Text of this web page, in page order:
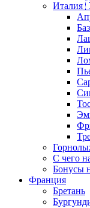
С чего
Бонусы
Франция
Бретань